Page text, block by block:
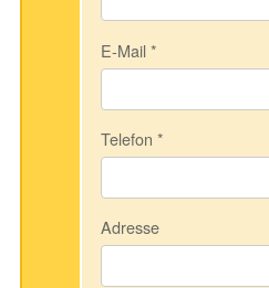
E-Mail*
Telefon *
Adresse